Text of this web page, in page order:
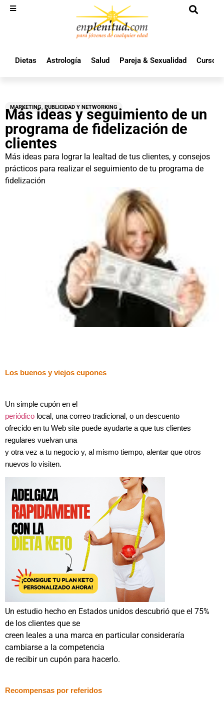
Dietas Astrología Salud Pareja & Sexualidad Cursos
MARKETING, PUBLICIDAD Y NETWORKING
Más ideas y seguimiento de un
programa de fidelización de
clientes
Más ideas para lograr la lealtad de tus clientes, y consejos
prácticos para realizar el seguimiento de tu programa de
fidelización
Los buenos y viejos cupones
Un simple cupón en el
periódico local, una correo tradicional, o un descuento
ofrecido en tu Web site puede ayudarte a que tus clientes
regulares vuelvan una
y otra vez a tu negocio y, al mismo tiempo, alentar que otros
nuevos lo visiten.
Un estudio hecho en Estados unidos descubrió que el 75%
de los clientes que se
creen leales a una marca en particular consideraría
cambiarse a la competencia
de recibir un cupón para hacerlo.
Recompensas por referidos